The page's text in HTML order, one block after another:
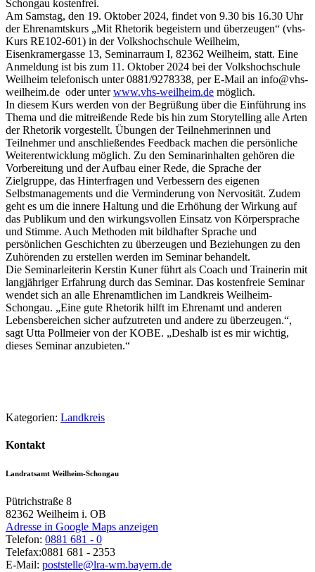
Schongau kostenfrei.
Am Samstag, den 19. Oktober 2024, findet von 9.30 bis 16.30 Uhr
der Ehrenamtskurs „Mit Rhetorik begeistern und überzeugen“ (vhs-
Kurs RE102-601) in der Volkshochschule Weilheim,
Eisenkramergasse 13, Seminarraum I, 82362 Weilheim, statt. Eine
Anmeldung ist bis zum 11. Oktober 2024 bei der Volkshochschule
Weilheim telefonisch unter 0881/9278338, per E-Mail an info@vhs-
weilheim.de oder unterwww.vhs-weilheim.de möglich.
In diesem Kurs werden von der Begrüßung über die Einführung ins
Thema und die mitreißende Rede bis hin zum Storytelling alle Arten
der Rhetorik vorgestellt. Übungen der Teilnehmerinnen und
Teilnehmer und anschließendes Feedback machen die persönliche
Weiterentwicklung möglich. Zu den Seminarinhalten gehören die
Vorbereitung und der Aufbau einer Rede, die Sprache der
Zielgruppe, das Hinterfragen und Verbessern des eigenen
Selbstmanagements und die Verminderung von Nervosität. Zudem
geht es um die innere Haltung und die Erhöhung der Wirkung auf
das Publikum und den wirkungsvollen Einsatz von Körpersprache
und Stimme. Auch Methoden mit bildhafter Sprache und
persönlichen Geschichten zu überzeugen und Beziehungen zu den
Zuhörenden zu erstellen werden im Seminar behandelt.
Die Seminarleiterin Kerstin Kuner führt als Coach und Trainerin mit
langjähriger Erfahrung durch das Seminar. Das kostenfreie Seminar
wendet sich an alle Ehrenamtlichen im Landkreis Weilheim-
Schongau. „Eine gute Rhetorik hilft im Ehrenamt und anderen
Lebensbereichen sicher aufzutreten und andere zu überzeugen.“,
sagt Utta Pollmeier von der KOBE. „Deshalb ist es mir wichtig,
dieses Seminar anzubieten.“
Kategorien: Landkreis
Kontakt
Landratsamt Weilheim-Schongau
Pütrichstraße 8
82362 Weilheim i. OB
Adresse in Google Maps anzeigen
Telefon: 0881 681 - 0
Telefax:0881 681 - 2353
E-Mail: poststelle@lra-wm.bayern.de